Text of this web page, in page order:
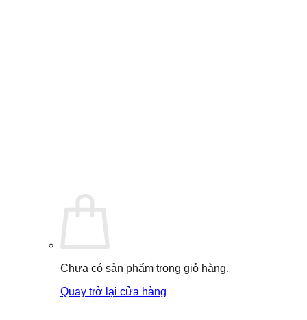
Chưa có sản phẩm trong giỏ hàng.
Quay trở lại cửa hàng